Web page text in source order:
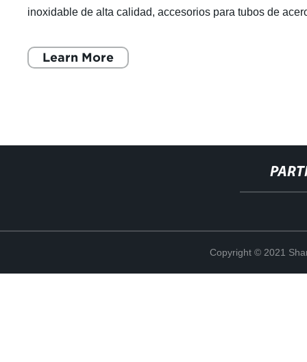
inoxidable de alta calidad, accesorios para tubos de
Learn More
Copyright © 2021